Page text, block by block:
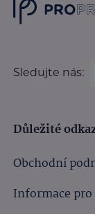
Sledujte nás:
Důležité
Obchodní
Informace